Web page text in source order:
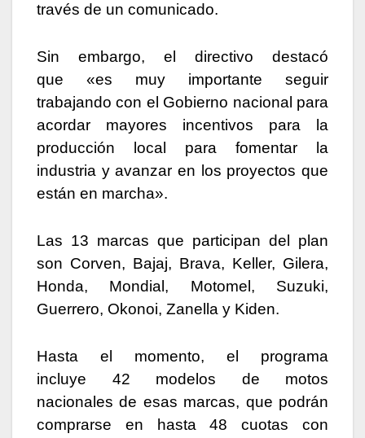
través de un comunicado.
Sin embargo, el directivo destacó
que «es muy importante seguir
trabajando con el Gobierno nacional para
acordar mayores incentivos para la
producción local para fomentar la
industria y avanzar en los proyectos que
están en marcha».
Las 13 marcas que participan del plan
son Corven, Bajaj, Brava, Keller, Gilera,
Honda, Mondial, Motomel, Suzuki,
Guerrero, Okonoi, Zanella y Kiden.
Hasta el momento, el programa
incluye 42 modelos de motos
nacionales de esas marcas, que podrán
comprarse en hasta 48 cuotas con